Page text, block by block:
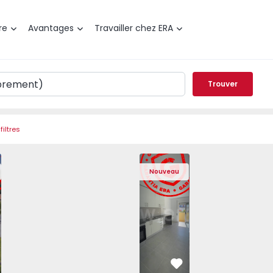
Avantages Travailler chez ERA
Trouver
do Heroísmo, São Mateus da Calheta - 1575310 - 40
T3 Angra do Heroísmo, São Mateus da Calheta -
Maison Jumelée T3 Angra do Heroísmo, São Mateus da
Maison Jumelée T3 Angra do Heroísmo, São
Maison Jumelée T3 Angra do
Maison Jumelée T3 Angra
Maison
Nouveau
Appartement T2 Seixal, Amora - 1575805
Appartement T2 Seixal,
Appartement T2
Préféré